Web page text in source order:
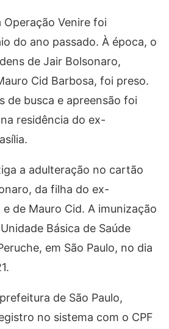
Operação Venire foi
do ano passado. À época, o
de Jair Bolsonaro,
Cid Barbosa, foi preso.
de busca e apreensão foi
residência do ex-
a adulteração no cartão
da filha do ex-
de Mauro Cid. A imunização
Básica de Saúde
em São Paulo, no dia
de São Paulo,
no sistema com o CPF